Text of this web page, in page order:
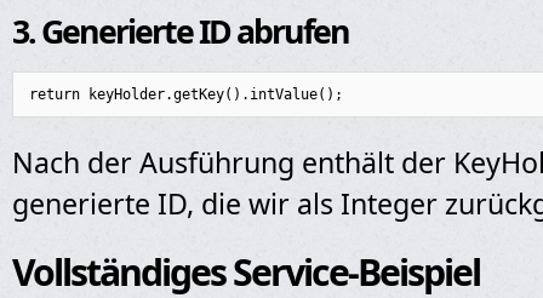
3. Generierte ID abrufen
Nach der Ausführung enthält der
generierte ID, die wir als Integer
Vollständiges Service-Beispiel